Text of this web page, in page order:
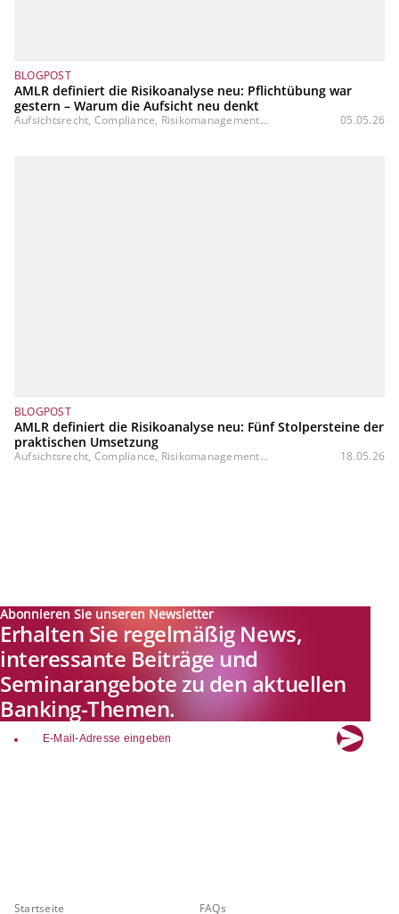
BLOGPOST
AMLR definiert die Risikoanalyse neu: Pflichtübung war
gestern – Warum die Aufsicht neu denkt
Aufsichtsrecht, Compliance, Risikomanagement... 05.05.26
BLOGPOST
AMLR definiert die Risikoanalyse neu: Fünf Stolpersteine der
praktischen Umsetzung
Aufsichtsrecht, Compliance, Risikomanagement... 18.05.26
Abonnieren Sie unseren Newsletter
Erhalten Sie regelmäßig News,
interessante Beiträge und
Seminarangebote zu den aktuellen
Banking-Themen.
email
Startseite FAQs